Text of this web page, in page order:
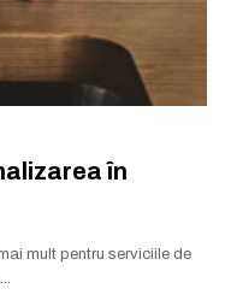
în
mult pentru serviciile de